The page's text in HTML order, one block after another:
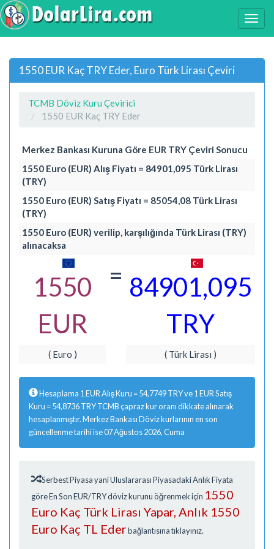
1550 EUR Kaç TRY Eder, Euro Türk Lirası Çeviri
TCMB Döviz Kuru Çevirici
1550 EUR Kaç TRY Eder
Merkez Bankası Kuruna Göre EUR TRY Çeviri Sonucu
1550 Euro (EUR) Alış Fiyatı = 84901,095 Türk Lirası
(TRY)
1550 Euro (EUR) Satış Fiyatı = 85054,08 Türk Lirası
(TRY)
1550 Euro (EUR) verilip, karşılığında Türk Lirası (TRY)
alınacaksa
1550
EUR
= 84901,095
TRY
( Euro ) ( Türk Lirası )
Hesaplama 1 EUR Alış Kuru = 54,7749 TRY ve 1 EUR Satış
Kuru = 54,8736 TRY TCMB çapraz kur oranı dikkate alınarak
hesaplanmıştır. Merkez Bankası Döviz kurlarının en son
güncellenme tarihi ise 07 Ağustos 2026, Cuma
Serbest Piyasa yani Uluslararası Piyasadaki Anlık Fiyata
göre En Son EUR/TRY döviz kurunu öğrenmek için 1550
Euro Kaç Türk Lirası Yapar, Anlık 1550
Euro Kaç TL Ederbağlantısına tıklayınız.